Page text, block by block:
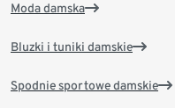
Moda damska
Bluzki i tuniki damskie
Spodnie sportowe damskie